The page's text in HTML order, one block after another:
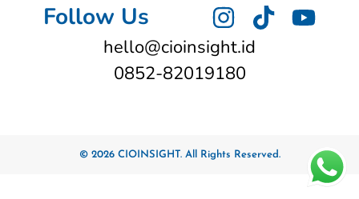
Follow Us
hello@cioinsight.id
0852-82019180
© 2026 CIOINSIGHT. All Rights Reserved.